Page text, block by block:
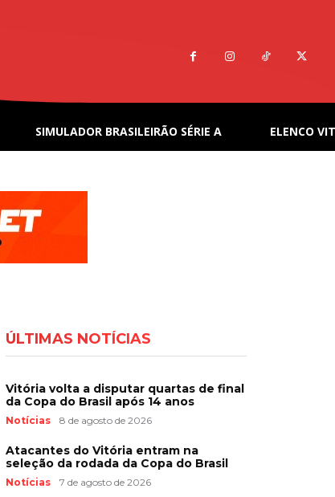
SIMULADOR BRASILEIRÃO SÉRIE A ELENCO
ÚLTIMAS NOTÍCIAS
Vitória volta a disputar quartas de final
da Copa do Brasil após 14 anos
Notícias 8 de agosto de 2026
Atacantes do Vitória entram na
seleção da rodada da Copa do Brasil
Notícias 7 de agosto de 2026